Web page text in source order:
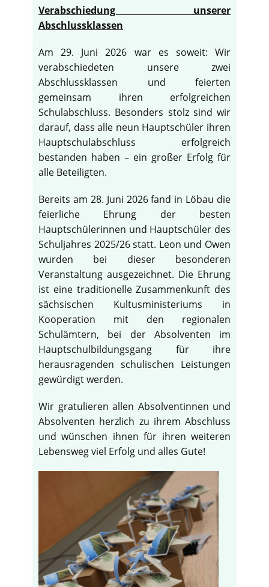
Verabschiedung unserer
Abschlussklassen
Am 29. Juni 2026 war es soweit: Wir
verabschiedeten unsere zwei
Abschlussklassen und feierten
gemeinsam ihren erfolgreichen
Schulabschluss. Besonders stolz sind wir
darauf, dass alle neun Hauptschüler ihren
Hauptschulabschluss erfolgreich
bestanden haben – ein großer Erfolg für
alle Beteiligten.
Bereits am 28. Juni 2026 fand in Löbau die
feierliche Ehrung der besten
Hauptschülerinnen und Hauptschüler des
Schuljahres 2025/26 statt. Leon und Owen
wurden bei dieser besonderen
Veranstaltung ausgezeichnet. Die Ehrung
ist eine traditionelle Zusammenkunft des
sächsischen Kultusministeriums in
Kooperation mit den regionalen
Schulämtern, bei der Absolventen im
Hauptschulbildungsgang für ihre
herausragenden schulischen Leistungen
gewürdigt werden.
Wir gratulieren allen Absolventinnen und
Absolventen herzlich zu ihrem Abschluss
und wünschen ihnen für ihren weiteren
Lebensweg viel Erfolg und alles Gute!